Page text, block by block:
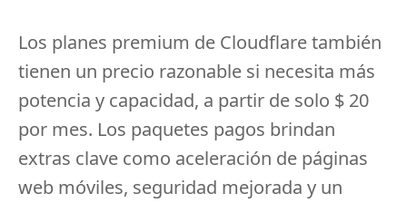
Los planes premium de Cloudflare también
tienen un precio razonable si necesita más
potencia y capacidad, a partir de solo $ 20
por mes. Los paquetes pagos brindan
extras clave como aceleración de páginas
web móviles, seguridad mejorada y un